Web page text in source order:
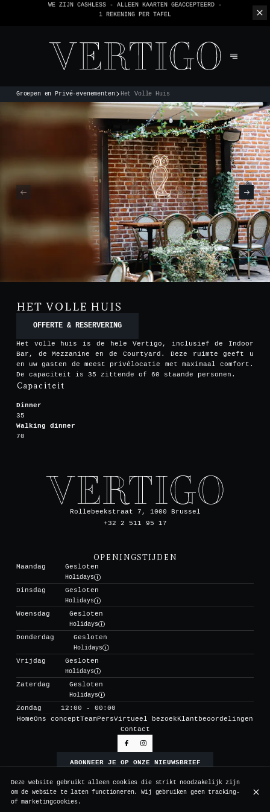
WE ZIJN CASHLESS - ALLEEN KAARTEN GEACCEPTEERD -
1 REKENING PER TAFEL
Groepen en Privé-evenementen Het Volle Huis
HET VOLLE HUIS
OFFERTE & RESERVERING
Het volle huis is de hele Vertigo, inclusief de Indoor
Bar, de Mezzanine en de Courtyard. Deze ruimte geeft u
en uw gasten de meest privélocatie met maximaal comfort.
De capaciteit is 35 zittende of 60 staande personen.
Capaciteit
Dinner
35
Walking dinner
70
Rollebeekstraat 7, 1000 Brussel
+32 2 511 95 17
OPENINGSTIJDEN
Maandag
Gesloten
Holidays
Dinsdag
Gesloten
Holidays
Woensdag
Gesloten
Holidays
Donderdag
Gesloten
Holidays
Vrijdag
Gesloten
Holidays
Zaterdag
Gesloten
Holidays
Zondag
12:00 - 00:00
HomeOns conceptTeamPersVirtueel bezoekKlantbeoordelingen
Contact
ABONNEER JE OP ONZE NIEUWSBRIEF
© Vertigo 2026
Legal notice
Deze website gebruikt alleen cookies die strikt noodzakelijk zijn
om de website te laten functioneren. Wij gebruiken geen tracking-
of marketingcookies.